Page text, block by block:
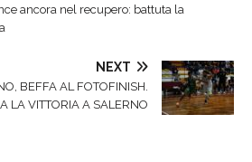
ancora nel recupero: battuta la
NEXT
BEFFA AL FOTOFINISH.
LA VITTORIA A SALERNO